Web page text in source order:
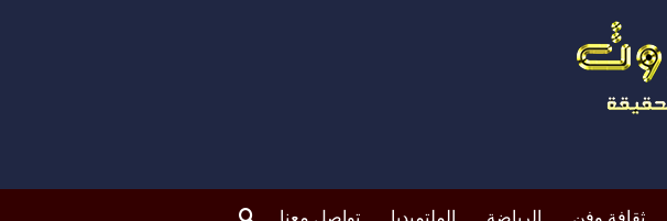
ثقافة وفن الرياضة الملتميديا تواصل معنا بحث